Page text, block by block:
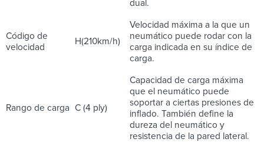
dual.
Código de
velocidad
H(210km/h)
Velocidad máxima a la que un
neumático puede rodar con la
carga indicada en su índice de
carga.
Rango de carga C (4 ply)
Capacidad de carga máxima
que el neumático puede
soportar a ciertas presiones de
inflado. También define la
dureza del neumático y
resistencia de la pared lateral.